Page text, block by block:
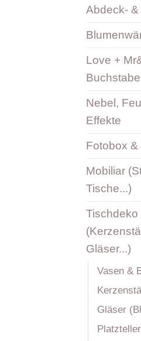
Abdeck-
Love +
Nebel,
Effekte
Fotobox
Mobiliar
Tische...)
Tischdeko
Gläser...)
Vasen &
Gläser